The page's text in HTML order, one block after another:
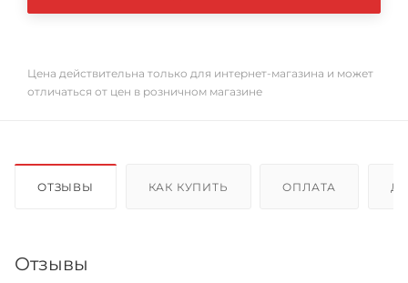
Цена действительна только для интернет-магазина и может
отличаться от цен в розничном магазине
ОТЗЫВЫ КАК КУПИТЬ ОПЛАТА
Отзывы